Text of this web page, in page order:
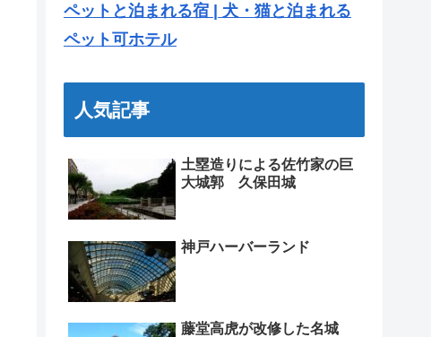
ペットと泊まれる宿 | 犬・猫と泊まれる
ペット可ホテル
人気記事
土塁造りによる佐竹家の巨
大城郭 久保田城
神戸ハーバーランド
藤堂高虎が改修した名城